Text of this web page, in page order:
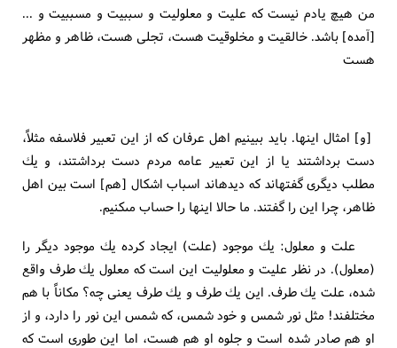
من هيچ يادم نيست كه عليت و معلوليت و سببيت و مسببيت و ...
[آمده‏] باشد. خالقيت و مخلوقيت هست، تجلى هست، ظاهر و مظهر
هست‏
[و] امثال اينها. بايد ببينيم اهل عرفان كه از اين تعبير فلاسفه مثلاً،
دست برداشتند يا از اين تعبير عامه مردم دست برداشتند، و يك
مطلب ديگرى گفته‏اند كه ديده‏اند اسباب اشكال [هم‏] است بين اهل
ظاهر، چرا اين را گفتند. ما حالا اينها را حساب مى‏كنيم.
علت و معلول: يك موجود (علت) ايجاد كرده يك موجود ديگر را
(معلول). در نظر عليت و معلوليت اين است كه معلول يك طرف واقع
شده، علت يك طرف. اين يك طرف و يك طرف يعنى چه؟ مكاناً با هم
مختلفند! مثل نور شمس و خود شمس، كه شمس اين نور را دارد، و از
او هم صادر شده است و جلوه او هم هست، اما اين طورى است كه